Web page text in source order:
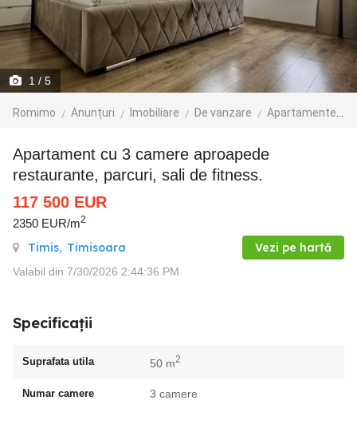
1 / 5
Romimo Anunțuri Imobiliare De vanzare Apartamente de vanzare
Apartament cu 3 camere aproapede
restaurante, parcuri, sali de fitness.
117 500 EUR
2350 EUR/m2
Timis, Timisoara Vezi pe hartă
Valabil din 7/30/2026 2:44:36 PM
Specificații
Suprafata utila 50 m2
Numar camere 3 camere